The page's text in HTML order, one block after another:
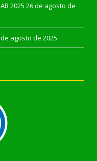
2025 26 de agosto de
agosto de 2025